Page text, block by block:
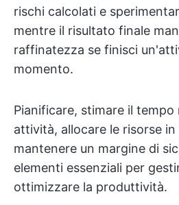
rischi calcolati e
mentre il risultato finale
raffinatezza se finisci
momento.
Pianificare, stimare il tempo
attività, allocare le risorse in
mantenere un margine di
elementi essenziali per
ottimizzare la produttività.